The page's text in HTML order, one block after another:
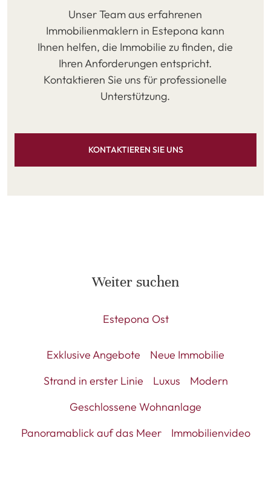
Unser Team aus erfahrenen
Immobilienmaklern in Estepona kann
Ihnen helfen, die Immobilie zu finden, die
Ihren Anforderungen entspricht.
Kontaktieren Sie uns für professionelle
Unterstützung.
KONTAKTIEREN SIE UNS
Weiter suchen
Estepona Ost
Exklusive Angebote
Neue Immobilie
Strand in erster Linie
Luxus
Modern
Geschlossene Wohnanlage
Panoramablick auf das Meer
Immobilienvideo